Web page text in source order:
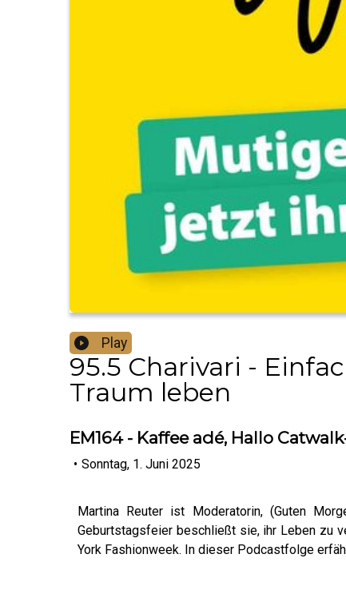
Play
95.5 Charivari -
Traum leben
EM164 - Kaffee adé, Hallo
• Sonntag, 1. Juni 2025
Martina Reuter ist Moderatorin, (Guten
Geburtstagsfeier beschließt sie, ihr Leben zu
York Fashionweek. In dieser Podcastfolge